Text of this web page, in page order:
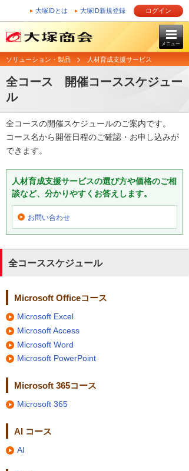
大塚IDとは 大塚ID新規登録 ログイン
メニュー
ソリューション・製品 人材育成支援サービス
全コース 開催コーススケジュー
ル
全コースの開催スケジュールのご案内です。
コース名から開催日程のご確認・お申し込みが
できます。
人材育成支援サービスの選び方や価格のご相
談など、分かりやすくお答えします。
お問い合わせ
全コーススケジュール
Microsoft Officeコース
Microsoft Excel
Microsoft Access
Microsoft Word
Microsoft PowerPoint
Microsoft 365コース
Microsoft 365
AI コース
AI